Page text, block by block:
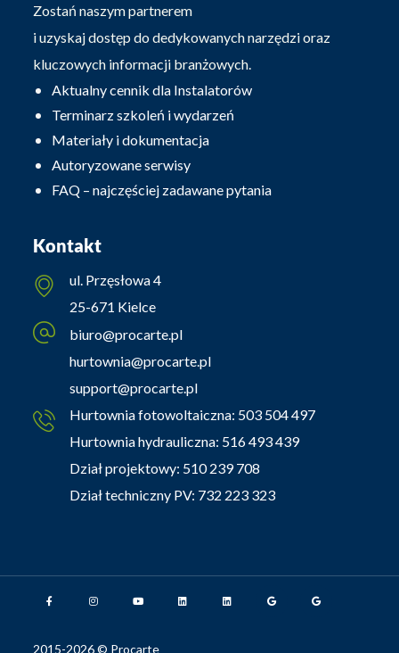
Zostań naszym partnerem
i uzyskaj dostęp do dedykowanych narzędzi oraz
kluczowych informacji branżowych.
Aktualny cennik dla Instalatorów
Terminarz szkoleń i wydarzeń
Materiały i dokumentacja
Autoryzowane serwisy
FAQ – najczęściej zadawane pytania
Kontakt
ul. Przęsłowa 4
25-671 Kielce
biuro@procarte.pl
hurtownia@procarte.pl
support@procarte.pl
Hurtownia fotowoltaiczna: 503 504 497
Hurtownia hydrauliczna: 516 493 439
Dział projektowy: 510 239 708
Dział techniczny PV: 732 223 323
2015-2026 © Procarte